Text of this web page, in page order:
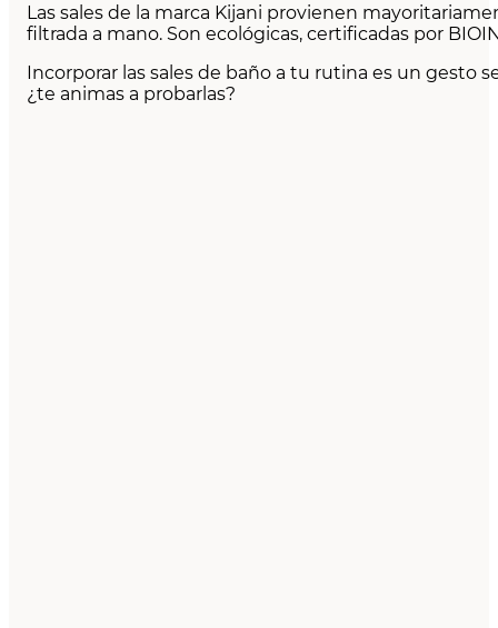
Las sales de la marca Kijani provienen
filtrada a mano. Son ecológicas, certificadas por
Incorporar las sales de baño a tu rutina es un gesto
¿te animas a probarlas?